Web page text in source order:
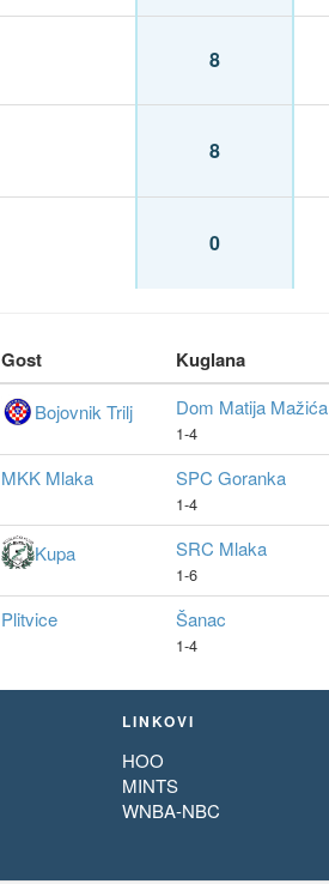
8
8
0
Gost Kuglana
Bojovnik Trilj Dom Matija Mažića
1-4
MKK Mlaka SPC Goranka
1-4
Kupa SRC Mlaka
1-6
Plitvice Šanac
1-4
LINKOVI
HOO
MINTS
WNBA-NBC